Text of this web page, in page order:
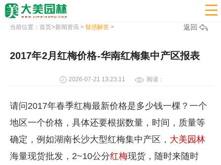

当前位置： 首页>新闻资讯> 疑惑解答> 返回
2017年2月红梅价格-华南红梅集中产区报表
2026-07-21 13:23:11 阅读：
请问2017年春季红梅最新价格是多少钱一棵？一个
地区一个价格，具体还要根据数量，时间，质量等
确定，例如湖南长沙大型红梅集中产区， 大美园林
海量现货批发，2~10公分红梅现货，随时来随时